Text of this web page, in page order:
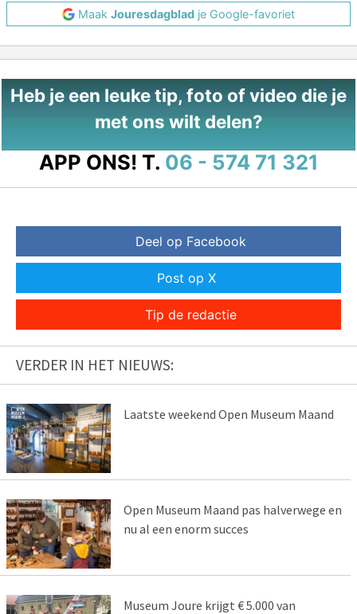
Maak Jouresdagblad je Google-favoriet
Heb je een leuke tip, foto of video die je
met ons wilt delen?
APP ONS! T. 06 - 574 71 321
Deel op Facebook
Post op X
Tip de redactie
VERDER IN HET NIEUWS:
Laatste weekend Open Museum Maand
Open Museum Maand pas halverwege en
nu al een enorm succes
Museum Joure krijgt € 5.000 van